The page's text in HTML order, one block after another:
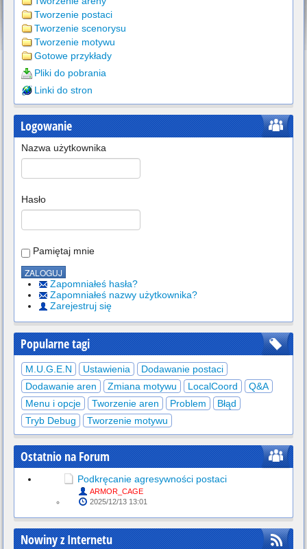
Tworzenie postaci
Tworzenie scenorysu
Tworzenie motywu
Gotowe przykłady
Pliki do pobrania
Linki do stron
Logowanie
Nazwa użytkownika
Hasło
Pamiętaj mnie
Zapomniałeś hasła?
Zapomniałeś nazwy użytkownika?
Zarejestruj się
Popularne tagi
M.U.G.E.N Ustawienia
Dodawanie postaci
Dodawanie aren
Zmiana motywu LocalCoord
Q&A
Menu i opcje
Tworzenie aren Problem
Błąd
Tryb Debug
Tworzenie motywu
Ostatnio na Forum
Podkręcanie agresywności postaci
ARMOR_CAGE
2025/12/13 13:01
Nowiny z Internetu